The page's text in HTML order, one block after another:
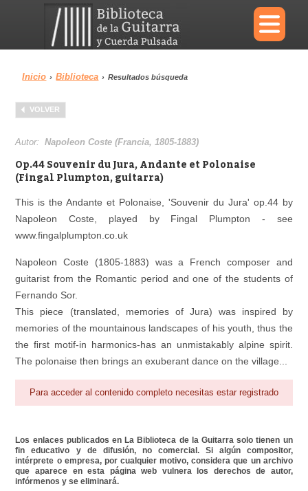
×
Menu
Biblioteca Diccionario
Reproductor
Inicio › Biblioteca › Resultados búsqueda
VOLVER
Autor:Napoleon Coste (Francia, 1805-1883)
Op.44 Souvenir du Jura, Andante et Polonaise
(Fingal Plumpton, guitarra)
This is the Andante et Polonaise, 'Souvenir du Jura' op.44 by
Napoleon Coste, played by Fingal Plumpton - see
www.fingalplumpton.co.uk
Napoleon Coste (1805-1883) was a French composer and
guitarist from the Romantic period and one of the students of
Fernando Sor.
This piece (translated, memories of Jura) was inspired by
memories of the mountainous landscapes of his youth, thus the
the ﬁrst motif-in harmonics-has an unmistakably alpine spirit.
The polonaise then brings an exuberant dance on the village...
Para acceder al contenido completo necesitas estar registrado
Los enlaces publicados en La Biblioteca de la Guitarra solo tienen un
fin educativo y de difusión, no comercial. Si algún compositor,
intérprete o empresa, por cualquier motivo, considera que un archivo
que aparece en esta página web vulnera los derechos de autor,
infórmenos y se eliminará.